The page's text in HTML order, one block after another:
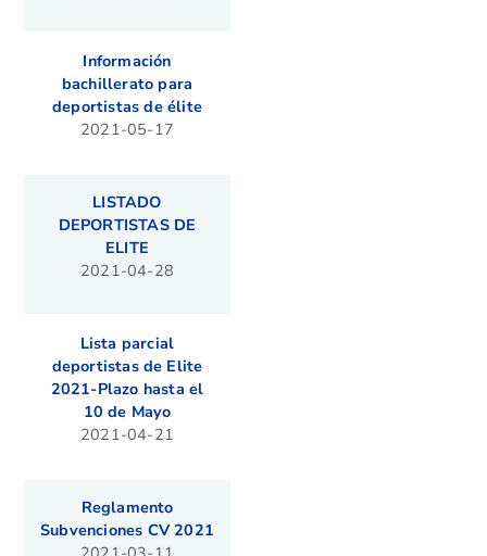
Información
bachillerato para
deportistas de élite
2021-05-17
LISTADO
DEPORTISTAS DE
ELITE
2021-04-28
Lista parcial
deportistas de Elite
2021-Plazo hasta el
10 de Mayo
2021-04-21
Reglamento
Subvenciones CV 2021